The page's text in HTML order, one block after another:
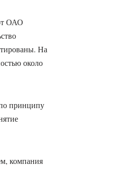
ОАО
На
около
принципу
компания